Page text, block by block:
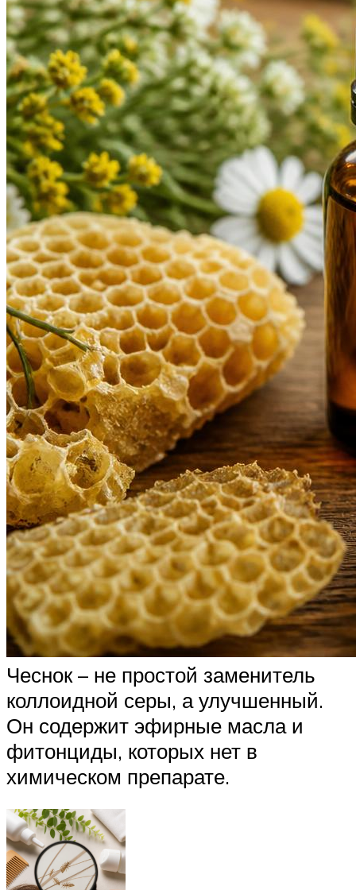
Чеснок – не простой заменитель
коллоидной серы, а улучшенный.
Он содержит эфирные масла и
фитонциды, которых нет в
химическом препарате.